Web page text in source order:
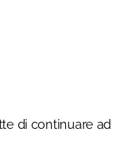
di continuare ad